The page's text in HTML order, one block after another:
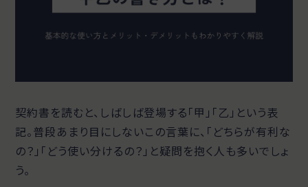
契約書を読むと、しばしば登場する「甲」「乙」という表
記。普段あまり目にしないこの言葉に、「どちらが有利な
の？」「どう使い分けるの？」と疑問を抱く人も多いでしょ
う。